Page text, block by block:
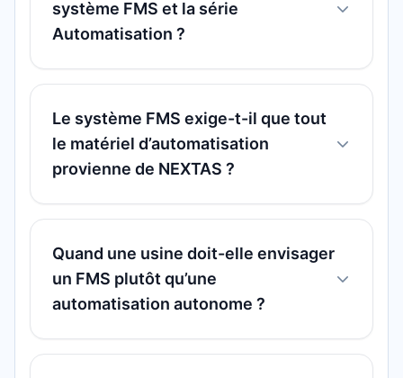
système FMS et la série
Automatisation ?
Le système FMS exige-t-il que tout
le matériel d’automatisation
provienne de NEXTAS ?
Quand une usine doit-elle envisager
un FMS plutôt qu’une
automatisation autonome ?